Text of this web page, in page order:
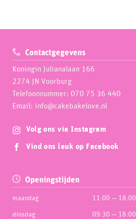
Contactgegevens
Koningin Julianalaan 166
2274 JN Voorburg
Telefoonnummer: 070 75 36 440
Email: info@cakebakelove.nl
Volg ons via Instagram
Vind ons leuk op Facebook
Openingstijden
maandag 11:00 — 18:00
dinsdag 09:30 — 18:00